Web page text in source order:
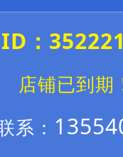
ID：
店铺已到期
系：